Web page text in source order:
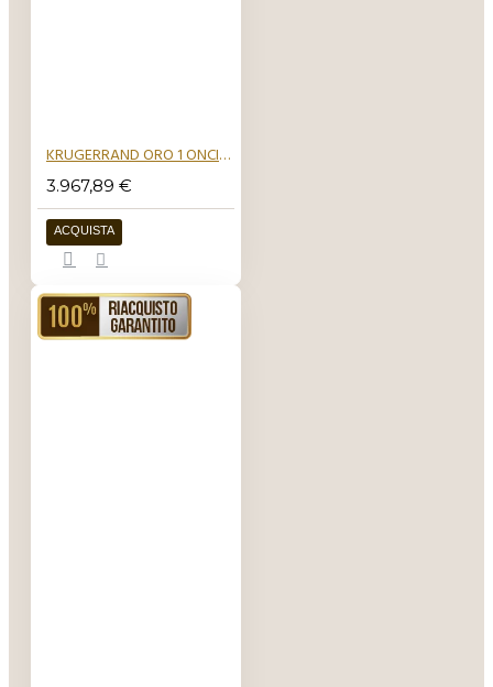
KRUGERRAND ORO 1 ONCIA 1967 2023
3.967,89 €
ACQUISTA
RIACQUISTO GARANTITO